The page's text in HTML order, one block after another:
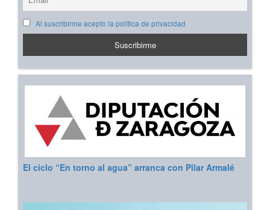
Al suscribirme acepto la política de privacidad
El ciclo “En torno al agua” arranca con Pilar Armalé